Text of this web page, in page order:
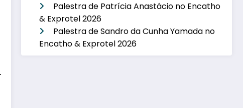
Palestra de Patrícia Anastácio no Encatho
& Exprotel 2026
Palestra de Sandro da Cunha Yamada no
Encatho & Exprotel 2026